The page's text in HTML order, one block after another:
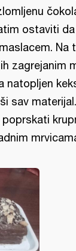
ostaviti
Na
zagrejanim
natopljen
sav materijal.